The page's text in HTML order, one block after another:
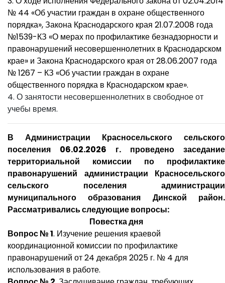
№ 44 «Об участии граждан в охране общественного
порядка», Закона Краснодарского края 21.07.2008 года
№1539-КЗ «О мерах по профилактике безнадзорности и
правонарушений несовершеннолетних в Краснодарском
крае» и Закона Краснодарского края от 28.06.2007 года
№ 1267 – КЗ «Об участии граждан в охране
общественного порядка в Краснодарском крае».
4. О занятости несовершеннолетних в свободное от
учебы время.
В Администрации Красносельского сельского
поселения 06.02.2026 г. проведено заседание
территориальной комиссии по профилактике
правонарушений администрации Красносельского
сельского поселения администрации
муниципального образования Динской район.
Рассматривались следующие вопросы:
Повестка дня
Вопрос № 1. Изучение решения краевой
координационной комиссии по профилактике
правонарушений от 24 декабря 2025 г. № 4 для
использования в работе.